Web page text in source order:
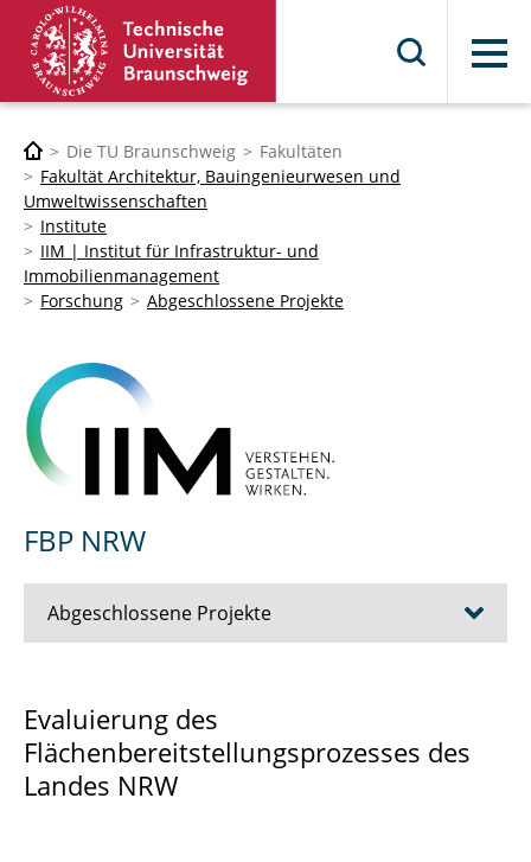
Menü
Die TU Braunschweig
Fakultäten
Fakultät Architektur, Bauingenieurwesen und
Umweltwissenschaften
Institute
IIM | Institut für Infrastruktur- und
Immobilienmanagement
Forschung
Abgeschlossene Projekte
FBP NRW
Abgeschlossene Projekte
Aufstockung Holzbau
Ausbau der B3
Evaluierung des
Flächenbereitstellungsprozesses des
Landes NRW